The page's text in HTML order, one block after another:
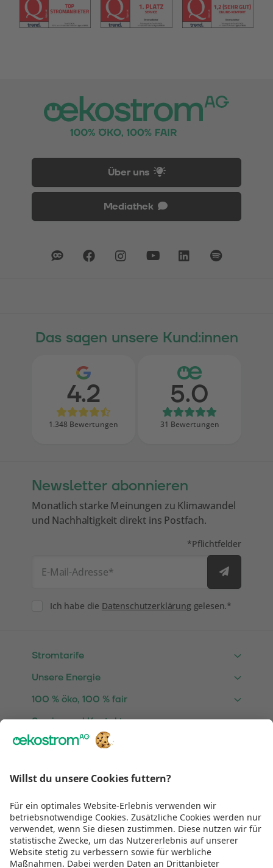
Über uns
Mediathek
Das sagen unsere Kund:innen
Bewertungen bei Google
4.2
1.348 Bewertungen
5.0
31 Bewertungen
Newsletter abonnieren
Monatlich starke Meinungen zu Klimawandel
und Nachhaltigkeit direkt ins Postfach.
Mit * markierte
*Pflichtfelder
E-Mail-Adresse*
ConsentIch habe die Datenschutzerklärunggelesen.*
Wir sind
TÜV zertifiziert
Stromtarife
Unsere Energie
100 % öko, 100 % fair
Service und Kontakt
Über Uns